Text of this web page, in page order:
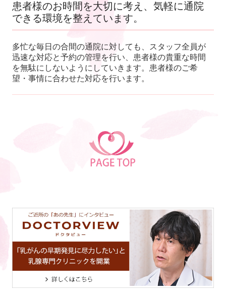
患者様のお時間を大切に考え、気軽に通院
できる環境を整えています。
多忙な毎日の合間の通院に対しても、スタッフ全員が
迅速な対応と予約の管理を行い、患者様の貴重な時間
を無駄にしないようにしていきます。 患者様のご希
望・事情に合わせた対応を行います。